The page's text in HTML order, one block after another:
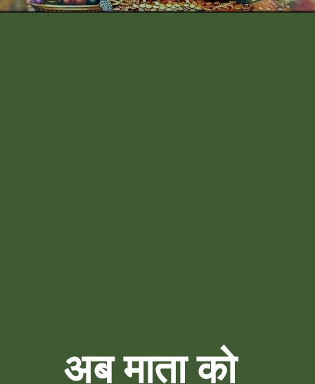
अब माता को